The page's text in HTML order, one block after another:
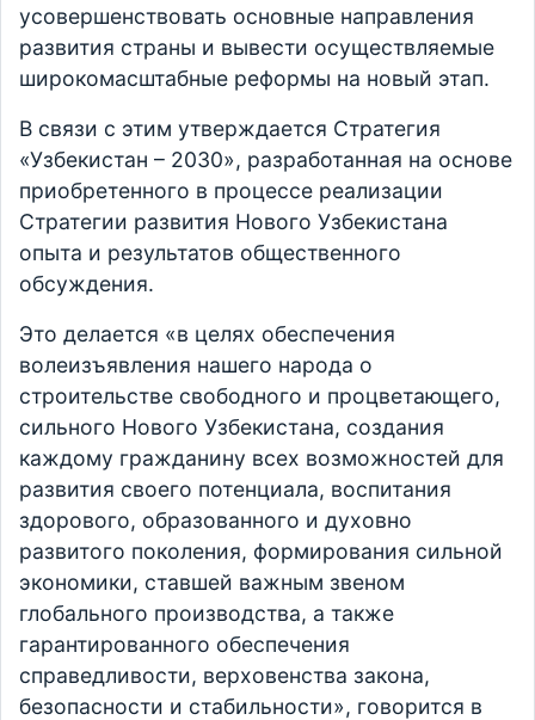
усовершенствовать основные направления
развития страны и вывести осуществляемые
широкомасштабные реформы на новый этап.
В связи с этим утверждается Стратегия
«Узбекистан – 2030», разработанная на основе
приобретенного в процессе реализации
Стратегии развития Нового Узбекистана
опыта и результатов общественного
обсуждения.
Это делается «в целях обеспечения
волеизъявления нашего народа о
строительстве свободного и процветающего,
сильного Нового Узбекистана, создания
каждому гражданину всех возможностей для
развития своего потенциала, воспитания
здорового, образованного и духовно
развитого поколения, формирования сильной
экономики, ставшей важным звеном
глобального производства, а также
гарантированного обеспечения
справедливости, верховенства закона,
безопасности и стабильности», говорится в